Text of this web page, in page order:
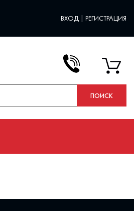
ВХОД | РЕГИСТРАЦИЯ